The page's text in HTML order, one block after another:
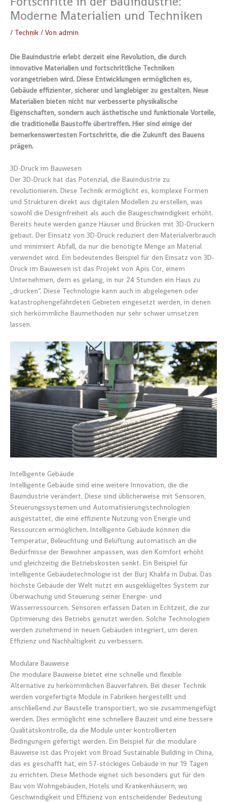
Moderne Materialien und Techniken
/ Technik / Von admin
Die Bauindustrie erlebt derzeit eine Revolution, die durch
innovative Materialien und fortschrittliche Techniken
vorangetrieben wird. Diese Entwicklungen ermöglichen es,
Gebäude effizienter, sicherer und langlebiger zu gestalten. Neue
Materialien bieten nicht nur verbesserte physikalische
Eigenschaften, sondern auch ästhetische und funktionale Vorteile,
die traditionelle Baustoffe übertreffen. Hier sind einige der
bemerkenswertesten Fortschritte, die die Zukunft des Bauens
prägen.
3D-Druck im Bauwesen
Der 3D-Druck hat das Potenzial, die Bauindustrie zu
revolutionieren. Diese Technik ermöglicht es, komplexe Formen
und Strukturen direkt aus digitalen Modellen zu erstellen, was
sowohl die Designfreiheit als auch die Baugeschwindigkeit erhöht.
Bereits heute werden ganze Häuser und Brücken mit 3D-Druckern
gebaut. Der Einsatz von 3D-Druck reduziert den Materialverbrauch
und minimiert Abfall, da nur die benötigte Menge an Material
verwendet wird. Ein bedeutendes Beispiel für den Einsatz von 3D-
Druck im Bauwesen ist das Projekt von Apis Cor, einem
Unternehmen, dem es gelang, in nur 24 Stunden ein Haus zu
„drucken“. Diese Technologie kann auch in abgelegenen oder
katastrophengefährdeten Gebieten eingesetzt werden, in denen
sich herkömmliche Baumethoden nur sehr schwer umsetzen
lassen.
Intelligente Gebäude
Intelligente Gebäude sind eine weitere Innovation, die die
Bauindustrie verändert. Diese sind üblicherweise mit Sensoren,
Steuerungssystemen und Automatisierungstechnologien
ausgestattet, die eine effiziente Nutzung von Energie und
Ressourcen ermöglichen. Intelligente Gebäude können die
Temperatur, Beleuchtung und Belüftung automatisch an die
Bedürfnisse der Bewohner anpassen, was den Komfort erhöht
und gleichzeitig die Betriebskosten senkt. Ein Beispiel für
intelligente Gebäudetechnologie ist der Burj Khalifa in Dubai. Das
höchste Gebäude der Welt nutzt ein ausgeklügeltes System zur
Überwachung und Steuerung seiner Energie- und
Wasserressourcen. Sensoren erfassen Daten in Echtzeit, die zur
Optimierung des Betriebs genutzt werden. Solche Technologien
werden zunehmend in neuen Gebäuden integriert, um deren
Effizienz und Nachhaltigkeit zu verbessern.
Modulare Bauweise
Die modulare Bauweise bietet eine schnelle und flexible
Alternative zu herkömmlichen Bauverfahren. Bei dieser Technik
werden vorgefertigte Module in Fabriken hergestellt und
anschließend zur Baustelle transportiert, wo sie zusammengefügt
werden. Dies ermöglicht eine schnellere Bauzeit und eine bessere
Qualitätskontrolle, da die Module unter kontrollierten
Bedingungen gefertigt werden. Ein Beispiel für die modulare
Bauweise ist das Projekt von Broad Sustainable Building in China,
das es geschafft hat, ein 57-stöckiges Gebäude in nur 19 Tagen
zu errichten. Diese Methode eignet sich besonders gut für den
Bau von Wohngebäuden, Hotels und Krankenhäusern, wo
Geschwindigkeit und Effizienz von entscheidender Bedeutung